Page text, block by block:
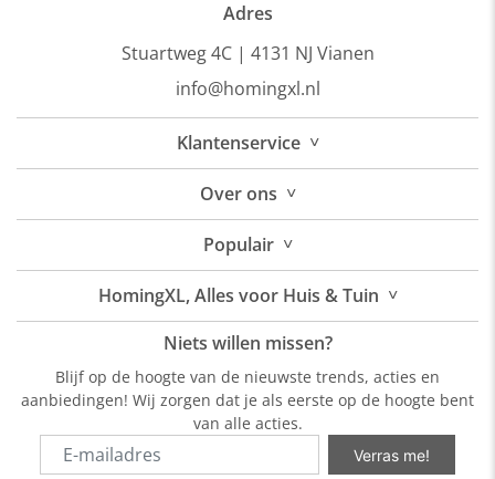
Adres
Stuartweg 4C | 4131 NJ Vianen
info@homingxl.nl
Klantenservice ˅
Overons ˅
Populair ˅
HomingXL, Alles voor Huis & Tuin ˅
Niets willen missen?
Blijf op de hoogte van de nieuwste trends, acties en
aanbiedingen! Wij zorgen dat je als eerste op de hoogte bent
van alle acties.
Verras me!